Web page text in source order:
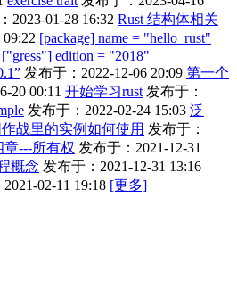
2023-01-28 16:32 Rust 结构体相关
[package] name = "hello_rust"
edition = "2018"
发布于：2022-12-06 20:09 第一个
20 00:11 开始学习rust 发布于：
发布于：2022-02-24 15:03 泛
战里的实例如何使用 发布于：
章---所有权 发布于：2021-12-31
概念 发布于：2021-12-31 13:16
02-11 19:18 [更多]